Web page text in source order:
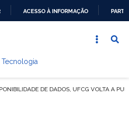
CONTEÚDO
ACESSO À INFORMAÇÃO
DE DADOS, UFCG VOLTA A